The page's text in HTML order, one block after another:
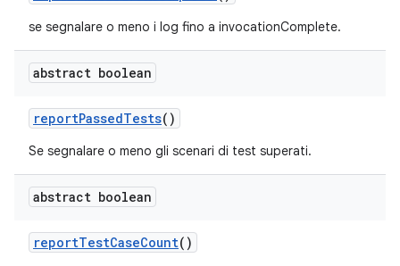
se segnalare o meno i log fino a invocationComplete.
abstract boolean
reportPassedTests()
Se segnalare o meno gli scenari di test superati.
abstract boolean
reportTestCaseCount()